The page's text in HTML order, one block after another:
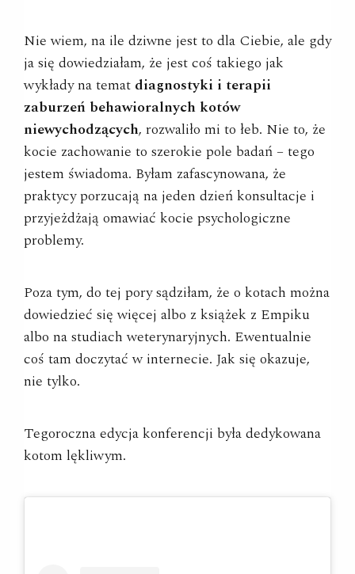
Nie wiem, na ile dziwne jest to dla Ciebie, ale gdy
ja się dowiedziałam, że jest coś takiego jak
wykłady na temat diagnostyki i terapii
zaburzeń behawioralnych kotów
niewychodzących, rozwaliło mi to łeb. Nie to, że
kocie zachowanie to szerokie pole badań – tego
jestem świadoma. Byłam zafascynowana, że
praktycy porzucają na jeden dzień konsultacje i
przyjeżdżają omawiać kocie psychologiczne
problemy.
Poza tym, do tej pory sądziłam, że o kotach można
dowiedzieć się więcej albo z książek z Empiku
albo na studiach weterynaryjnych. Ewentualnie
coś tam doczytać w internecie. Jak się okazuje,
nie tylko.
Tegoroczna edycja konferencji była dedykowana
kotom lękliwym.